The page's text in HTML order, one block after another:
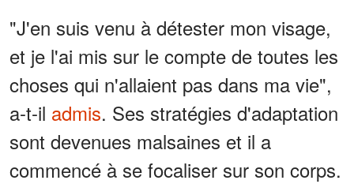
"J'en suis venu à détester mon visage,
et je l'ai mis sur le compte de toutes les
choses qui n'allaient pas dans ma vie",
a-t-il admis. Ses stratégies d'adaptation
sont devenues malsaines et il a
commencé à se focaliser sur son corps.